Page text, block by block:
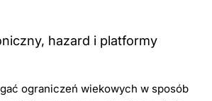
hazard i platformy
ograniczeń wiekowych w sposób